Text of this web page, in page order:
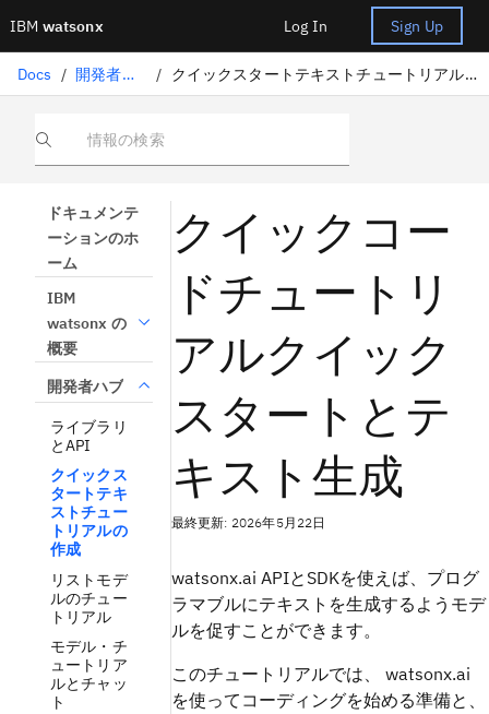
IBM watsonx Log In Sign Up
Docs / 開発者ハブ / クイックスタートテキストチュートリアルの作成
情報の検索
ドキュメンテ
ーションのホ
ーム
IBM
watsonx の
概要
開発者ハブ
ライブラリ
とAPI
クイックス
タートテキ
ストチュー
トリアルの
作成
リストモデ
ルのチュー
トリアル
モデル・チ
ュートリア
ルとチャッ
ト
クイックコー
ドチュートリ
アルクイック
スタートとテ
キスト生成
最終更新: 2026年5月22日
watsonx.ai APIとSDKを使えば、プログ
ラマブルにテキストを生成するようモデ
ルを促すことができます。
このチュートリアルでは、 watsonx.ai
を使ってコーディングを始める準備と、